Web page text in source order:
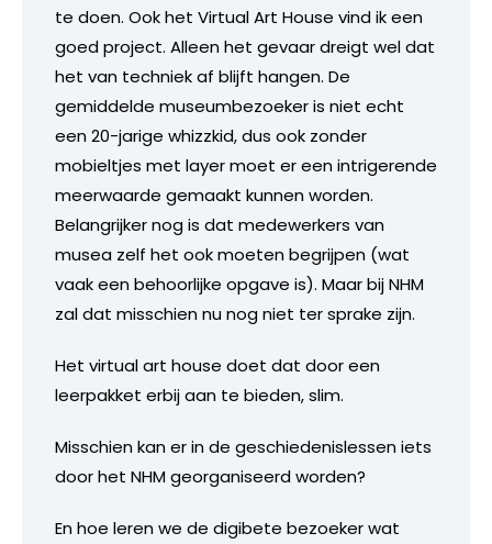
te doen. Ook het Virtual Art House vind ik een
goed project. Alleen het gevaar dreigt wel dat
het van techniek af blijft hangen. De
gemiddelde museumbezoeker is niet echt
een 20-jarige whizzkid, dus ook zonder
mobieltjes met layer moet er een intrigerende
meerwaarde gemaakt kunnen worden.
Belangrijker nog is dat medewerkers van
musea zelf het ook moeten begrijpen (wat
vaak een behoorlijke opgave is). Maar bij NHM
zal dat misschien nu nog niet ter sprake zijn.
Het virtual art house doet dat door een
leerpakket erbij aan te bieden, slim.
Misschien kan er in de geschiedenislessen iets
door het NHM georganiseerd worden?
En hoe leren we de digibete bezoeker wat